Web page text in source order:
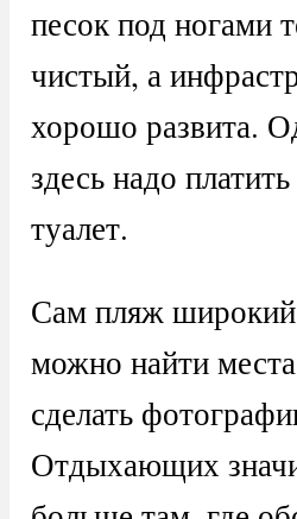
песок под ногами
чистый, а
хорошо развита.
здесь надо
туалет.
Сам пляж
можно найти
сделать
Отдыхающих